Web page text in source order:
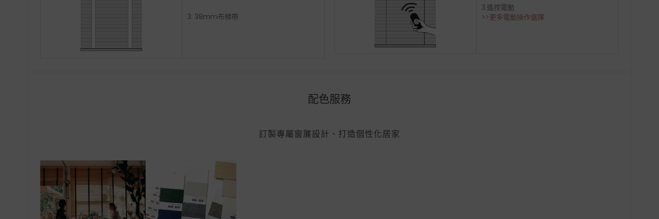
3. 38mm布梯帶
3.遙控電動
>>更多電動操作選擇
配色服務
訂製專屬窗簾設計、打造個性化居家